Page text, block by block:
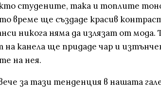
студените, така и топлите
време ще създаде красив
никога няма да излязат от мода.
канела ще придаде чар и
на нея.
за тази тенденция в нашата